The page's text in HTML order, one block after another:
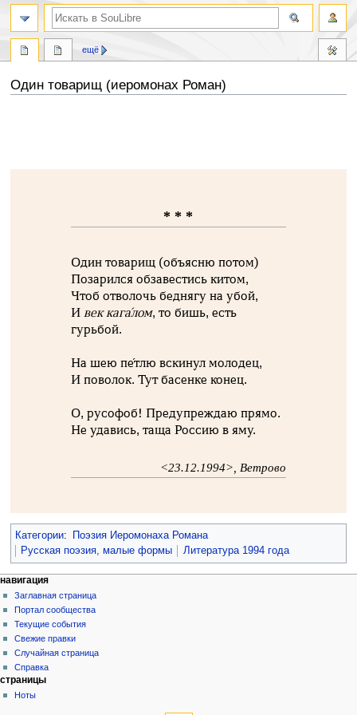
Один товарищ (иеромонах Роман)
* * *
Один товарищ (объясню потом)
Позарился обзавестись китом,
Чтоб отволочь беднягу на убой,
И век кага́лом, то бишь, есть
гурьбой.
На шею пе́тлю вскинул молодец,
И поволок. Тут басенке конец.
О, русофоб! Предупреждаю прямо.
Не удавись, таща Россию в яму.
<23.12.1994>, Ветрово
Категории:
Поэзия Иеромонаха Романа
Русская поэзия, малые формы
Литература 1994 года
ещё
навигация
Заглавная страница
Портал сообщества
Текущие события
Свежие правки
Случайная страница
Справка
страницы
Ноты